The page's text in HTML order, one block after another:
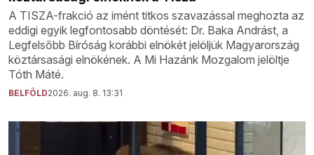
A TISZA-frakció az imént titkos szavazással meghozta az
eddigi egyik legfontosabb döntését: Dr. Baka Andrást, a
Legfelsőbb Bíróság korábbi elnökét jelöljük Magyarország
köztársasági elnökének. A Mi Hazánk Mozgalom jelöltje
Tóth Máté.
BELFÖLD2026. aug. 8. 13:31